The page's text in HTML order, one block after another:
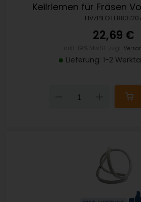
Keilriemen für Fräsen
22,69 €
Lieferung: 1-2
Down